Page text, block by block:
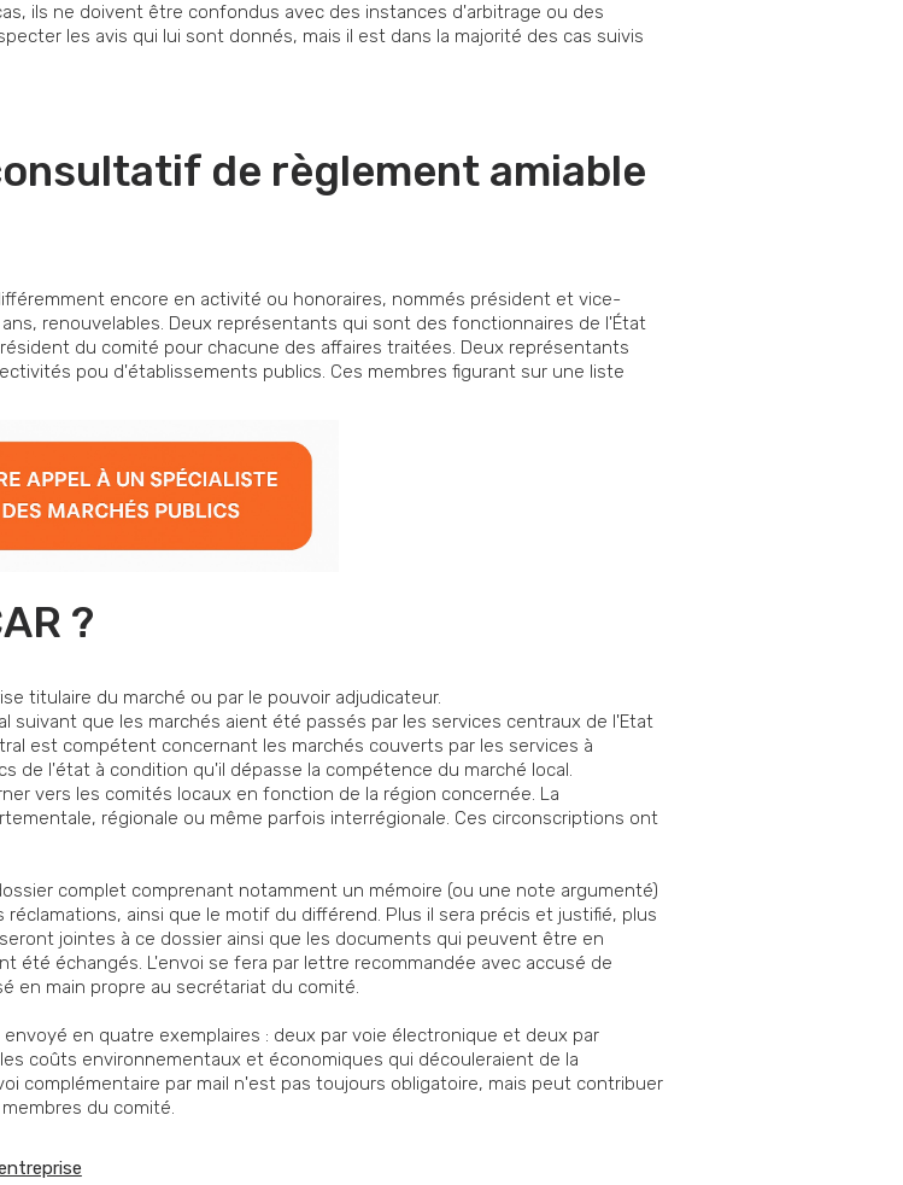
ils ne doivent être confondus avec des instances d'arbitrage ou des
les avis qui lui sont donnés, mais il est dans la majorité des cas suivis
de règlement amiable
encore en activité ou honoraires, nommés président et vice-
renouvelables. Deux représentants qui sont des fonctionnaires de l'État
du comité pour chacune des affaires traitées. Deux représentants
pou d'établissements publics. Ces membres figurant sur une liste
?
titulaire du marché ou par le pouvoir adjudicateur.
suivant que les marchés aient été passés par les services centraux de l'Etat
est compétent concernant les marchés couverts par les services à
de l'état à condition qu'il dépasse la compétence du marché local.
vers les comités locaux en fonction de la région concernée. La
régionale ou même parfois interrégionale. Ces circonscriptions ont
complet comprenant notamment un mémoire (ou une note argumenté)
ainsi que le motif du différend. Plus il sera précis et justifié, plus
jointes à ce dossier ainsi que les documents qui peuvent être en
été échangés. L'envoi se fera par lettre recommandée avec accusé de
en main propre au secrétariat du comité.
en quatre exemplaires : deux par voie électronique et deux par
coûts environnementaux et économiques qui découleraient de la
complémentaire par mail n'est pas toujours obligatoire, mais peut contribuer
du comité.